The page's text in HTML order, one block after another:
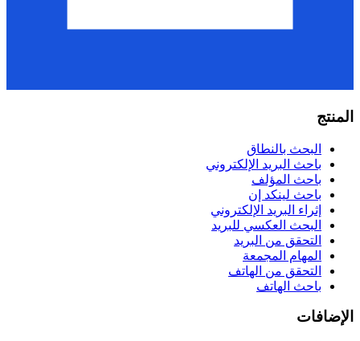
المنتج
البحث بالنطاق
باحث البريد الإلكتروني
باحث المؤلف
باحث لينكد إن
إثراء البريد الإلكتروني
البحث العكسي للبريد
التحقق من البريد
المهام المجمعة
التحقق من الهاتف
باحث الهاتف
الإضافات